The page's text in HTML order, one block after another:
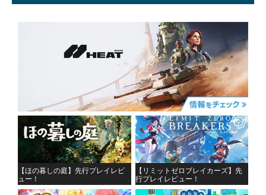
【ほの暮しの庭】先行プレイレビ
ュー！
【リミットゼロブレイカーズ】先
行プレイレビュー！